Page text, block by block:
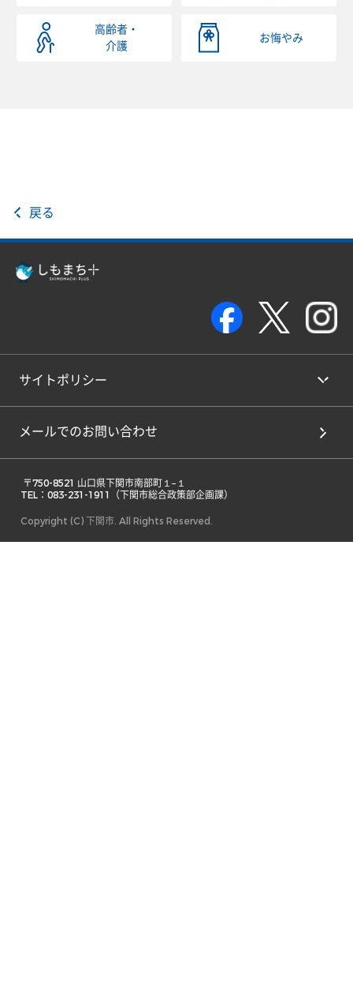
高齢者・
介護
お悔やみ
戻る
サイトポリシー
メールでのお問い合わせ
TEL：083-231-1911（下関市総合政策部企画課）
Copyright (C) 下関市. All Rights Reserved.